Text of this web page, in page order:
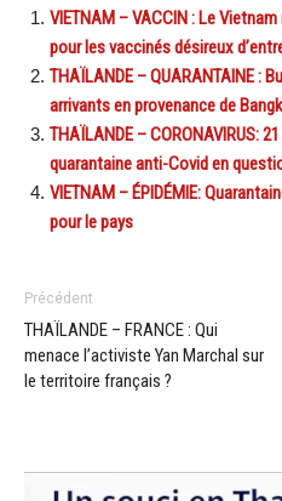
VIETNAM – VACCIN : Le
pour les vaccinés désireux
THAÏLANDE – QUARANTAINE :
arrivants en provenance de
THAÏLANDE – CORONAVIRUS:
quarantaine anti-Covid en
VIETNAM – ÉPIDÉMIE:
pour le pays
Précédent
THAÏLANDE – FRANCE : Qui
menace l’activiste Yan Marchal sur
le territoire français ?